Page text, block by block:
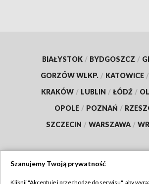
BIAŁYSTOK / BYDGOSZCZ /
GORZÓW WLKP. / KATOWICE /
KRAKÓW / LUBLIN / ŁÓDŹ /
OPOLE / POZNAŃ /
SZCZECIN / WARSZAWA /
Szanujemy Twoją prywatność
Kliknij "Akceptuję i przechodzę do serwisu", aby